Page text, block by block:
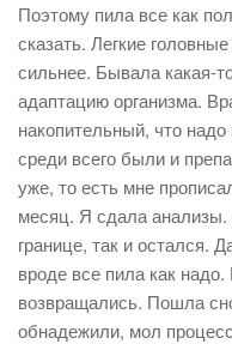
Поэтому пила все как
сказать. Легкие
сильнее. Бывала какая-
адаптацию организма.
накопительный, что
среди всего были и
уже, то есть мне
месяц. Я сдала анализы.
границе, так и остался.
вроде все пила как
возвращались. Пошла
обнадежили, мол